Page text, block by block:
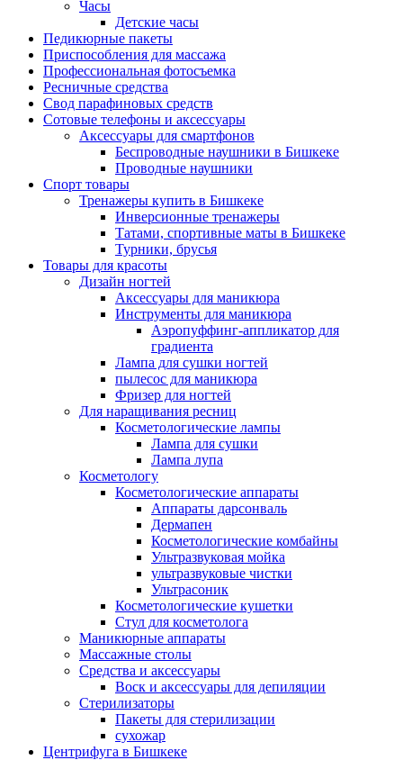
Часы
Детские часы
Педикюрные пакеты
Приспособления для массажа
Профессиональная фотосъемка
Ресничные средства
Свод парафиновых средств
Сотовые телефоны и аксессуары
Аксессуары для смартфонов
Беспроводные наушники в Бишкеке
Проводные наушники
Спорт товары
Тренажеры купить в Бишкеке
Инверсионные тренажеры
Татами, спортивные маты в Бишкеке
Турники, брусья
Товары для красоты
Дизайн ногтей
Аксессуары для маникюра
Инструменты для маникюра
Аэропуффинг-аппликатор для
градиента
Лампа для сушки ногтей
пылесос для маникюра
Фризер для ногтей
Для наращивания ресниц
Косметологические лампы
Лампа для сушки
Лампа лупа
Косметологу
Косметологические аппараты
Аппараты дарсонваль
Дермапен
Косметологические комбайны
Ультразвуковая мойка
ультразвуковые чистки
Ультрасоник
Косметологические кушетки
Стул для косметолога
Маникюрные аппараты
Массажные столы
Средства и аксессуары
Воск и аксессуары для депиляции
Стерилизаторы
Пакеты для стерилизации
сухожар
Центрифуга в Бишкеке